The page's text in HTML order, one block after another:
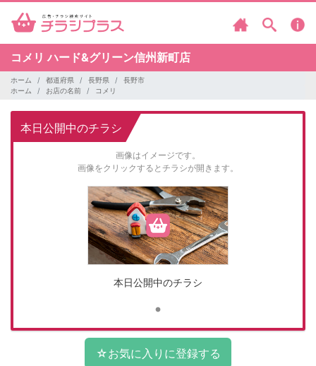
コメリハード&グリーン信州新町店
ホーム 都道府県 長野県
長野市
ホーム
お店の名前 コメリ
本日公開中のチラシ
画像はイメージです。
画像をクリックするとチラシが開きます。
本日公開中のチラシ